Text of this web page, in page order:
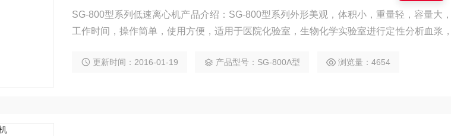
SG-800型系列低速离心机产品介绍：SG-800型系列外形美观，体积小，重量轻，容量大
工作时间，操作简单，使用方便，适用于医院化验室，生物化学实验室进行定性分析血浆
更新时间：2016-01-19 产品型号：SG-800A型 浏览量：4654